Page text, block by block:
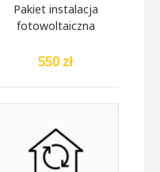
Pakiet instalacja
fotowoltaiczna
550 zł